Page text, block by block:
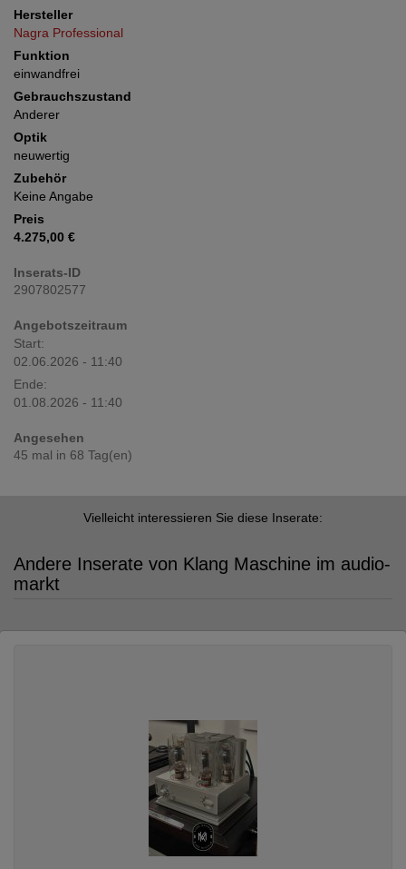
Hersteller
Nagra Professional
Funktion
einwandfrei
Gebrauchszustand
Anderer
Optik
neuwertig
Zubehör
Keine Angabe
Preis
4.275,00 €
Inserats-ID
2907802577
Angebotszeitraum
Start:
02.06.2026 - 11:40
Ende:
01.08.2026 - 11:40
Angesehen
45 mal in 68 Tag(en)
Vielleicht interessieren Sie diese Inserate:
Andere Inserate von Klang Maschine im audio-
markt